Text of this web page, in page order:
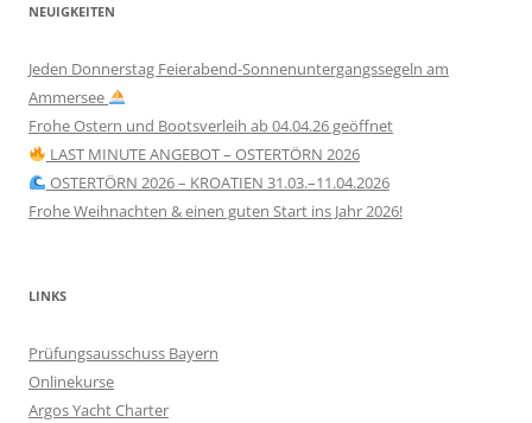
NEUIGKEITEN
Jeden Donnerstag Feierabend-Sonnenuntergangssegeln am
Ammersee
Frohe Ostern und Bootsverleih ab 04.04.26 geöffnet
LAST MINUTE ANGEBOT – OSTERTÖRN 2026
OSTERTÖRN 2026 – KROATIEN 31.03.–11.04.2026
Frohe Weihnachten & einen guten Start ins Jahr 2026!
LINKS
Prüfungsausschuss Bayern
Onlinekurse
Argos Yacht Charter